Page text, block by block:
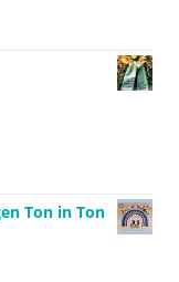
Ton in Ton